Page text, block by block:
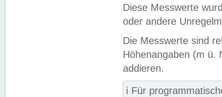
Diese Messwerte
oder andere
Die Messwerte sind
Höhenangaben (m ü.
addieren.
ℹ️ Für